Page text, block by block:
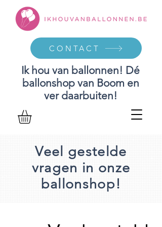
Ik hou van ballonnen! Dé
ballonshop van Boom en
ver daarbuiten!
CONTACT
Veel gestelde
vragen in onze
ballonshop!